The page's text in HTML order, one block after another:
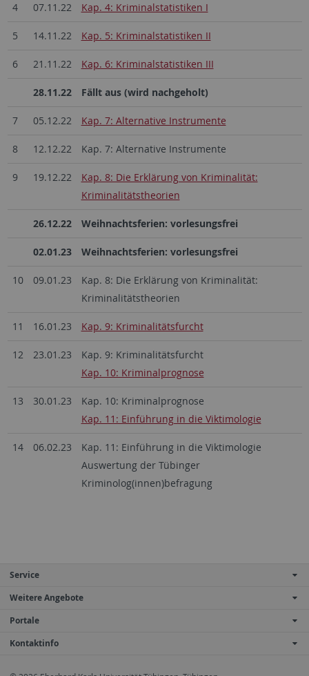
4 07.11.22 Kap. 4: Kriminalstatistiken I
5 14.11.22 Kap. 5: Kriminalstatistiken II
6 21.11.22 Kap. 6: Kriminalstatistiken III
28.11.22 Fällt aus (wird nachgeholt)
7 05.12.22 Kap. 7: Alternative Instrumente
8 12.12.22 Kap. 7: Alternative Instrumente
9 19.12.22
Kap. 8: Die Erklärung von Kriminalität:
Kriminalitätstheorien
26.12.22 Weihnachtsferien: vorlesungsfrei
02.01.23 Weihnachtsferien: vorlesungsfrei
10 09.01.23
Kap. 8: Die Erklärung von Kriminalität:
Kriminalitätstheorien
11 16.01.23 Kap. 9: Kriminalitätsfurcht
12 23.01.23
Kap. 9: Kriminalitätsfurcht
Kap. 10: Kriminalprognose
13 30.01.23
Kap. 10: Kriminalprognose
Kap. 11: Einführung in die Viktimologie
14 06.02.23
Kap. 11: Einführung in die Viktimologie
Auswertung der Tübinger
Kriminolog(innen)befragung
Service
Weitere Angebote
Portale
Kontaktinfo